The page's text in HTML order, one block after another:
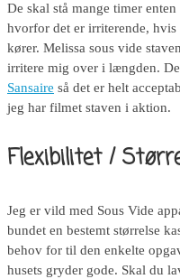
De skal stå mange timer
hvorfor det er irriterende,
kører. Melissa sous vide
irritere mig over i længden.
Sansaire så det er helt
jeg har filmet staven i aktion.
Flexibilitet /
Jeg er vild med Sous Vide
bundet en bestemt størrelse
behov for til den enkelte
husets gryder gode. Skal du